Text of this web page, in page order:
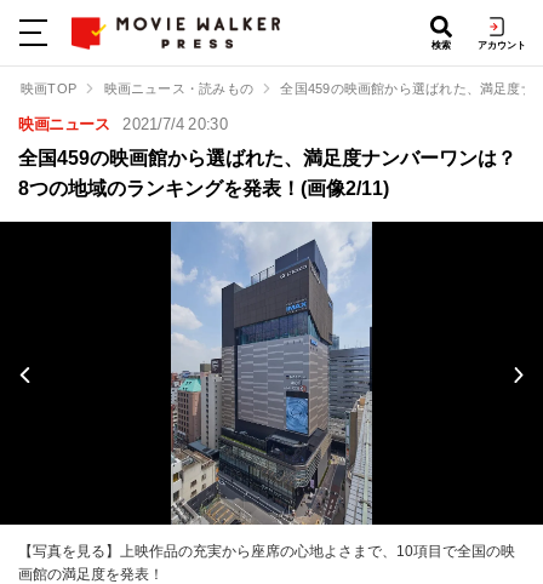
検索 アカウント
映画TOP 映画ニュース・読みもの 全国459の映画館から選ばれた、満足度ナ
映画ニュース 2021/7/4 20:30
全国459の映画館から選ばれた、満足度ナンバーワンは？
8つの地域のランキングを発表！(画像2/11)
【写真を見る】上映作品の充実から座席の心地よさまで、10項目で全国の映
画館の満足度を発表！